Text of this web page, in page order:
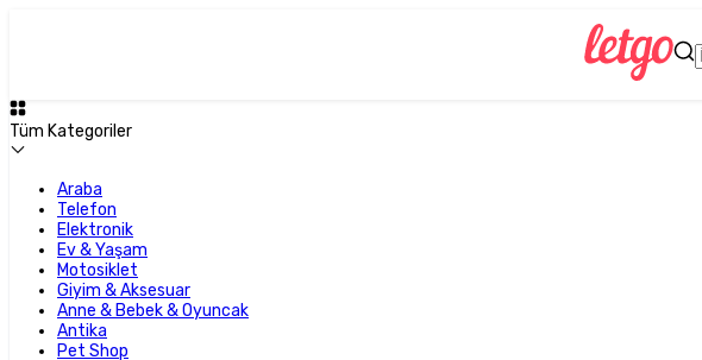
Tüm Kategoriler
Araba
Telefon
Elektronik
Ev & Yaşam
Motosiklet
Giyim & Aksesuar
Anne & Bebek & Oyuncak
Antika
Pet Shop